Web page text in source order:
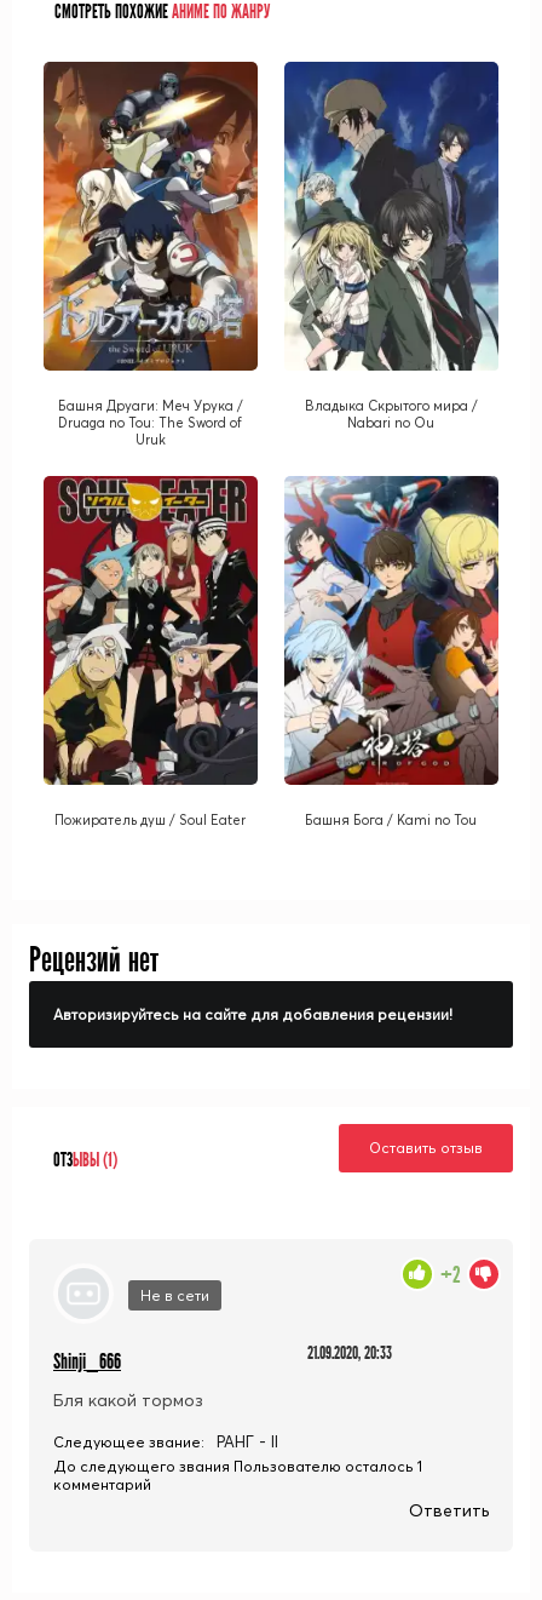
СМОТРЕТЬ ПОХОЖИЕАНИМЕ ПО ЖАНРУ
Башня Друаги: Меч Урука /
Druaga no Tou: The Sword of
Uruk
Владыка Скрытого мира /
Nabari no Ou
Пожиратель душ / Soul Eater Башня Бога / Kami no Tou
Рецензий нет
Авторизируйтесь на сайте для добавления рецензии!
ОТЗЫВЫ (1)
Оставить отзыв
Не в сети
Shinji_666 21.09.2020, 20:33
Бля какой тормоз
+2
Следующее звание: РАНГ - II
До следующего звания Пользователю осталось 1
комментарий
Ответить